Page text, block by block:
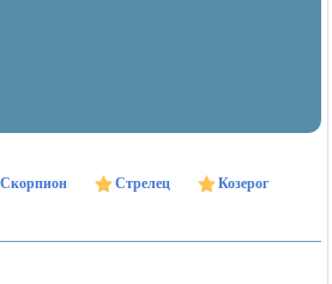
Скорпион Стрелец
Козерог